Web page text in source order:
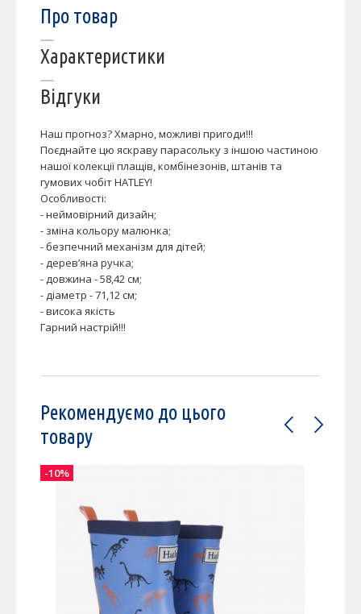
Про товар
Характеристики
Відгуки
Наш прогноз? Хмарно, можливі пригоди!!!
Поєднайте цю яскраву парасольку з іншою частиною
нашої колекції плащів, комбінезонів, штанів та
гумових чобіт HATLEY!
Особливості:
- неймовірний дизайн;
- зміна кольору малюнка;
- безпечний механізм для дітей;
- дерев’яна ручка;
- довжина - 58,42 см;
- діаметр - 71,12 см;
- висока якість
Гарний настрій!!!
Рекомендуємо до цього
товару
-10%